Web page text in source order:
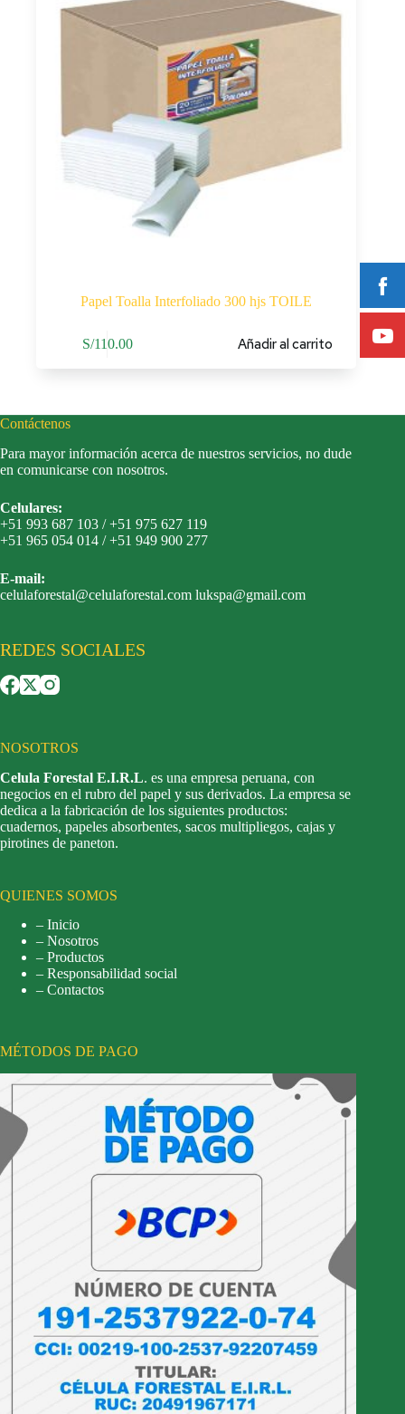
Papel Toalla Interfoliado 300 hjs TOILE
S/110.00 Añadir al carrito
Contáctenos
Para mayor información acerca de nuestros servicios, no dude
en comunicarse con nosotros.
Celulares:
+51 993 687 103 / +51 975 627 119
+51 965 054 014 / +51 949 900 277
E-mail:
celulaforestal@celulaforestal.com lukspa@gmail.com
REDES SOCIALES
NOSOTROS
Celula Forestal E.I.R.L. es una empresa peruana, con
negocios en el rubro del papel y sus derivados. La empresa se
dedica a la fabricación de los siguientes productos:
cuadernos, papeles absorbentes, sacos multipliegos, cajas y
pirotines de paneton.
QUIENES SOMOS
– Inicio
– Nosotros
– Productos
– Responsabilidad social
– Contactos
MÉTODOS DE PAGO